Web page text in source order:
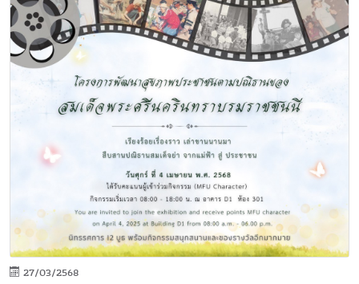
27/03/2568